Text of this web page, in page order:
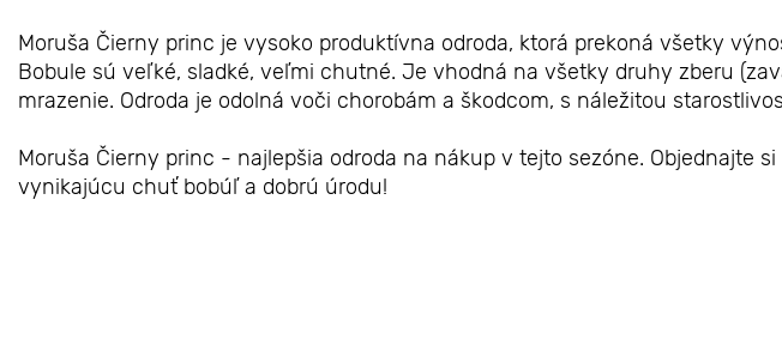
Moruša Čierny princ je vysoko produktívna odroda, ktorá prekoná všetky
Bobule sú veľké, sladké, veľmi chutné. Je vhodná na všetky druhy zberu
mrazenie. Odroda je odolná voči chorobám a škodcom, s náležitou
Moruša Čierny princ - najlepšia odroda na nákup v tejto sezóne. Objednajte
vynikajúcu chuť bobúľ a dobrú úrodu!